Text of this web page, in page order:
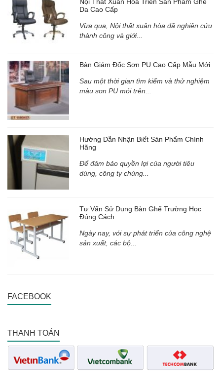
Da Cao Cấp
Vừa qua, Nội thất xuân hòa đã nghiên cứu
thành công và giới...
Bàn Giám Đốc Sơn PU Cao Cấp Mẫu Mới
Sau một thời gian tìm kiếm và thử nghiệm
màu sơn PU mới trên...
Hướng Dẫn Nhận Biết Sản Phẩm Chính
Hãng
Để đảm bảo quyền lợi của người tiêu
dùng, công ty chúng...
Tư Vấn Sử Dụng Bàn Ghế Trường Học
Đúng Cách
Ngày nay, với sự phát triển của công nghệ
sản xuất, các bộ...
FACEBOOK
THANH TOÁN